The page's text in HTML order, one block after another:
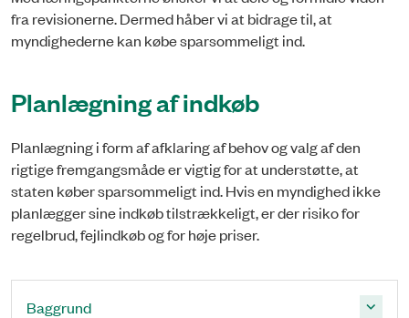
fra revisionerne. Dermed håber vi at bidrage til, at
myndighederne kan købe sparsommeligt ind.
Planlægning af indkøb
Planlægning i form af afklaring af behov og valg af den
rigtige fremgangsmåde er vigtig for at understøtte, at
staten køber sparsommeligt ind. Hvis en myndighed ikke
planlægger sine indkøb tilstrækkeligt, er der risiko for
regelbrud, fejlindkøb og for høje priser.
Baggrund